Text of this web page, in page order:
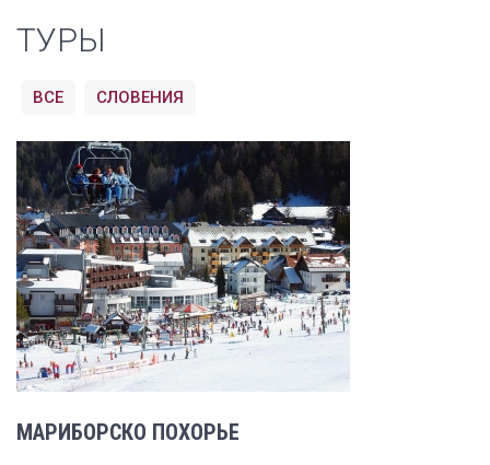
ТУРЫ
ВСЕ СЛОВЕНИЯ
МАРИБОРСКО ПОХОРЬЕ